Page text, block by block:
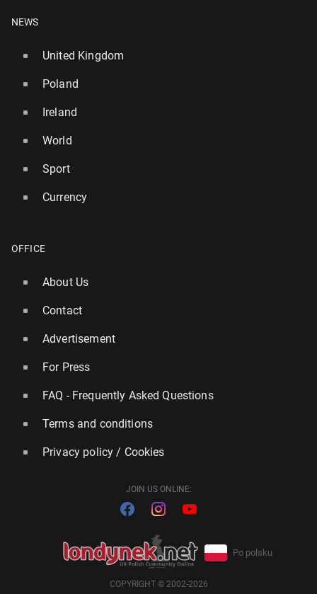
NEWS
United Kingdom
Poland
Ireland
World
Sport
Currency
OFFICE
About Us
Contact
Advertisement
For Press
FAQ - Frequently Asked Questions
Terms and conditions
Privacy policy / Cookies
JOIN US ONLINE:
Po polsku
COPYRIGHT © 2002-2026